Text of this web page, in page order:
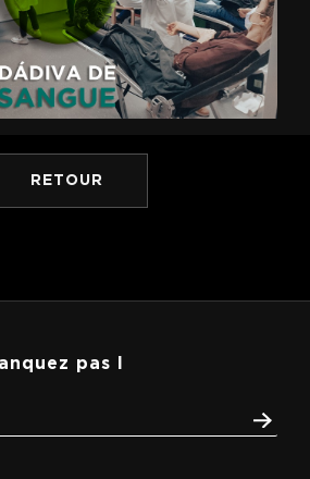
RETOUR
pas l